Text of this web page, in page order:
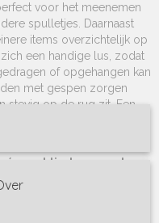
voor het meenemen
spulletjes. Daarnaast
items overzichtelijk op
een handige lus, zodat
of opgehangen kan
met gespen zorgen
stevig op de rug zit. Een
is voor school of een
én praktische rugzak
voor school, een